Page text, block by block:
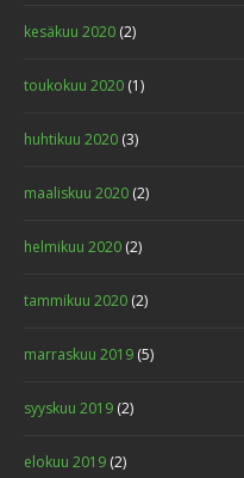
kesäkuu 2020 (2)
toukokuu 2020 (1)
huhtikuu 2020 (3)
maaliskuu 2020 (2)
helmikuu 2020 (2)
tammikuu 2020 (2)
marraskuu 2019 (5)
syyskuu 2019 (2)
elokuu 2019 (2)